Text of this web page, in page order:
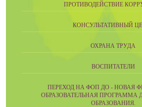
ПРОТИВОДЕЙСТВИЕ
КОНСУЛЬТАТИВНЫЙ
ОХРАНА ТРУДА
ВОСПИТАТЕЛИ
ПЕРЕХОД НА ФОП ДО - НОВАЯ
ОБРАЗОВАТЕЛЬНАЯ ПРОГРАММА
ОБРАЗОВАНИЯ.